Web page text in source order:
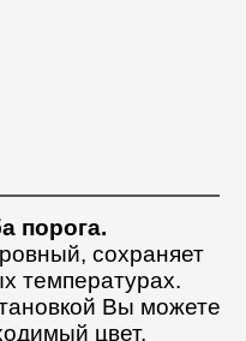
порога.
сохраняет
температурах.
Вы можете
цвет.